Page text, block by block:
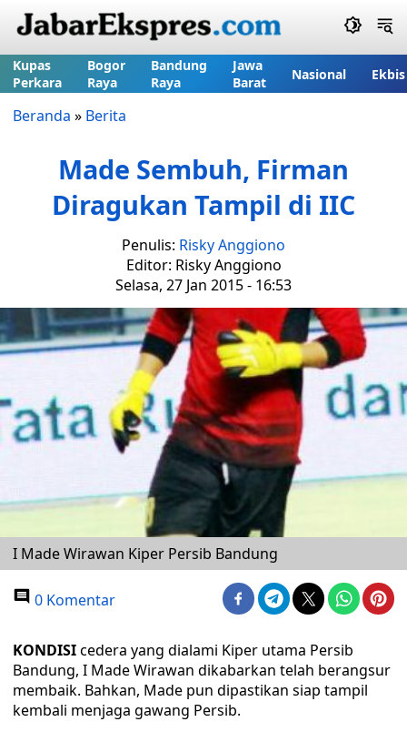
Kupas
Perkara
Bogor
Raya
Bandung
Raya
Jawa
Barat
Nasional Ekbis
Beranda » Berita
Made Sembuh, Firman
Diragukan Tampil di IIC
Penulis: Risky Anggiono
Editor: Risky Anggiono
Selasa, 27 Jan 2015 - 16:53
I Made Wirawan Kiper Persib Bandung
0 Komentar
KONDISIcedera yang dialami Kiper utama Persib
Bandung, I Made Wirawan dikabarkan telah berangsur
membaik. Bahkan, Made pun dipastikan siap tampil
kembali menjaga gawang Persib.